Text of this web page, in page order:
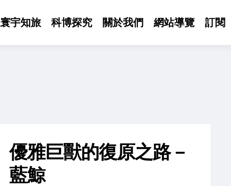
寰宇知旅 科博探究 關於我們 網站導覽 訂閱
優雅巨獸的復原之路－
藍鯨